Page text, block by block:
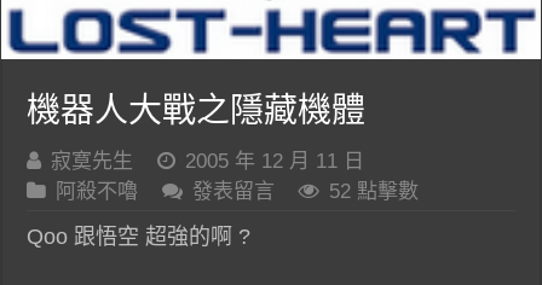
機器人大戰之隱藏機體
寂寞先生
2005 年 12 月 11 日
阿殺不嚕
發表留言 52 點擊數
Qoo 跟悟空 超強的啊 ?